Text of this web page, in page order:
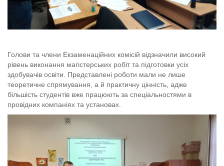
Голови та члени Екзаменаційних комісій відзначили високий
рівень виконання магістерських робіт та підготовки усіх
здобувачів освіти. Представлені роботи мали не лише
теоретичне спрямування, а й практичну цінність, адже
більшість студентів вже працюють за спеціальностями в
провідних компаніях та установах.